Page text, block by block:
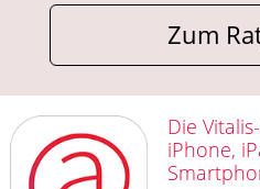
Zum
Die
iPhone,